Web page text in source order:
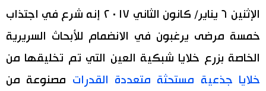
الأقسام
الإثنين ٦ يناير/ كانون الثاني ٢٠١٧ إنه شرع في اجتذاب
خمسة مرضى يرغبون في الانضمام للأبحاث السريرية
الخاصة بزرع خلايا شبكية العين التي تم تخليقها من
خلايا جذعية مستحثة متعددة القدرات مصنوعة من